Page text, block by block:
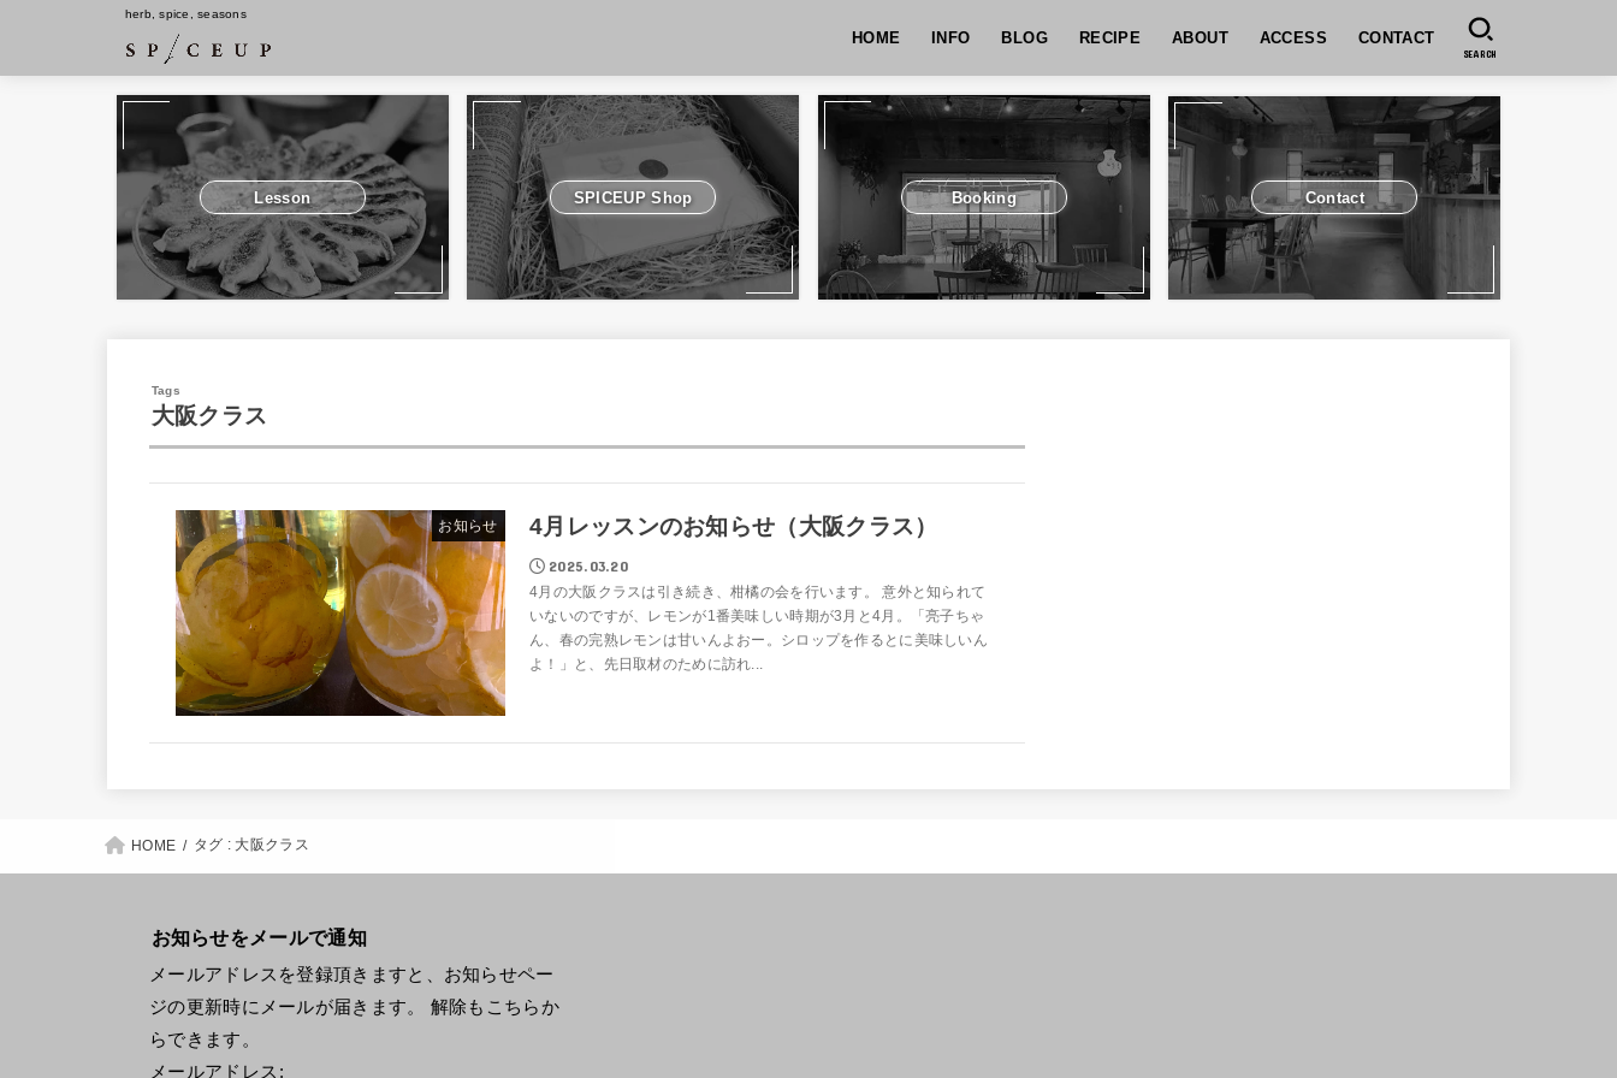
herb, spice, seasons
HOME INFO BLOG RECIPE ABOUT
セル方法
ACCESS CONTACT
SEARCH
Lesson SPICEUP Shop Booking Contact
大阪クラス
お知らせ 4月レッスンのお知らせ（大阪クラス）
2025.03.20
4月の大阪クラスは引き続き、柑橘の会を行います。 意外と知られて
いないのですが、レモンが1番美味しい時期が3月と4月。「亮子ちゃ
ん、春の完熟レモンは甘いんよおー。シロップを作るとに美味しいん
よ！」と、先日取材のために訪れ...
HOME タグ : 大阪クラス
お知らせをメールで通知
メールアドレスを登録頂きますと、お知らせペー
ジの更新時にメールが届きます。 解除もこちらか
らできます。
メールアドレス: